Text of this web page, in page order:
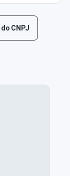
CNPJ